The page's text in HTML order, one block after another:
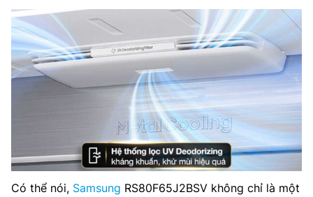
Có thể nói, Samsung RS80F65J2BSV không chỉ là một